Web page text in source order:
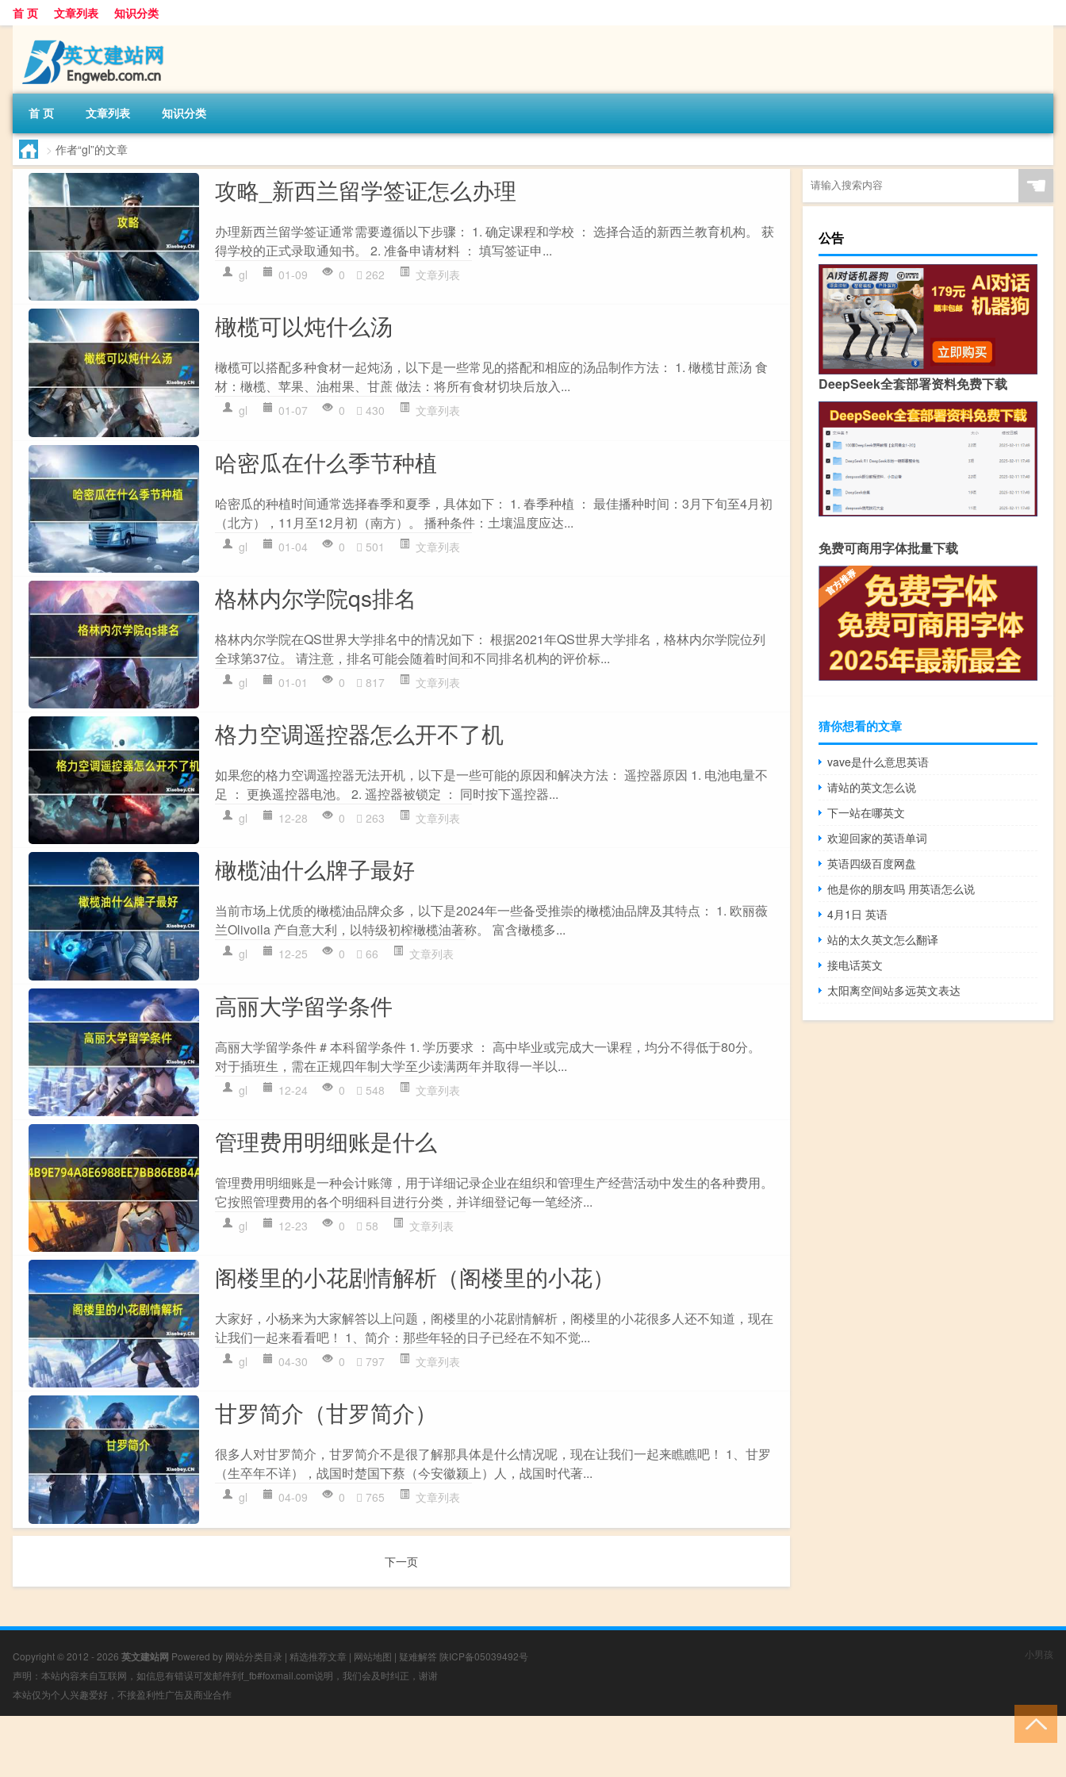
首 页 文章列表 知识分类
首 页 文章列表 知识分类
> 作者“gl”的文章
攻略_新西兰留学签证怎么办理
办理新西兰留学签证通常需要遵循以下步骤： 1. 确定课程和学校 ： 选择合适的新西兰教育机构。 获
得学校的正式录取通知书。 2. 准备申请材料 ： 填写签证申...
gl 01-09 0 262 文章列表
橄榄可以炖什么汤
橄榄可以搭配多种食材一起炖汤，以下是一些常见的搭配和相应的汤品制作方法： 1. 橄榄甘蔗汤 食
材：橄榄、苹果、油柑果、甘蔗 做法：将所有食材切块后放入...
gl 01-07 0 430 文章列表
哈密瓜在什么季节种植
哈密瓜的种植时间通常选择春季和夏季，具体如下： 1. 春季种植 ： 最佳播种时间：3月下旬至4月初
（北方），11月至12月初（南方）。 播种条件：土壤温度应达...
gl 01-04 0 501 文章列表
格林内尔学院qs排名
格林内尔学院在QS世界大学排名中的情况如下： 根据2021年QS世界大学排名，格林内尔学院位列
全球第37位。 请注意，排名可能会随着时间和不同排名机构的评价标...
gl 01-01 0 817 文章列表
格力空调遥控器怎么开不了机
如果您的格力空调遥控器无法开机，以下是一些可能的原因和解决方法： 遥控器原因 1. 电池电量不
足 ： 更换遥控器电池。 2. 遥控器被锁定 ： 同时按下遥控器...
gl 12-28 0 263 文章列表
橄榄油什么牌子最好
当前市场上优质的橄榄油品牌众多，以下是2024年一些备受推崇的橄榄油品牌及其特点： 1. 欧丽薇
兰Olivoila 产自意大利，以特级初榨橄榄油著称。 富含橄榄多...
gl 12-25 0 66 文章列表
高丽大学留学条件
高丽大学留学条件 # 本科留学条件 1. 学历要求 ： 高中毕业或完成大一课程，均分不得低于80分。
对于插班生，需在正规四年制大学至少读满两年并取得一半以...
gl 12-24 0 548 文章列表
管理费用明细账是什么
管理费用明细账是一种会计账簿，用于详细记录企业在组织和管理生产经营活动中发生的各种费用。
它按照管理费用的各个明细科目进行分类，并详细登记每一笔经济...
gl 12-23 0 58 文章列表
阁楼里的小花剧情解析（阁楼里的小花）
大家好，小杨来为大家解答以上问题，阁楼里的小花剧情解析，阁楼里的小花很多人还不知道，现在
让我们一起来看看吧！ 1、简介：那些年轻的日子已经在不知不觉...
gl 04-30 0 797 文章列表
甘罗简介（甘罗简介）
很多人对甘罗简介，甘罗简介不是很了解那具体是什么情况呢，现在让我们一起来瞧瞧吧！ 1、甘罗
（生卒年不详），战国时楚国下蔡（今安徽颍上）人，战国时代著...
gl 04-09 0 765 文章列表
下一页
☚
公告
DeepSeek全套部署资料免费下载
免费可商用字体批量下载
猜你想看的文章
vave是什么意思英语
请站的英文怎么说
下一站在哪英文
欢迎回家的英语单词
英语四级百度网盘
他是你的朋友吗 用英语怎么说
4月1日 英语
站的太久英文怎么翻译
接电话英文
太阳离空间站多远英文表达
Copyright © 2012 - 2026 英文建站网 Powered by 网站分类目录 | 精选推荐文章 | 网站地图 | 疑难解答 陕ICP备05039492号
声明：本站内容来自互联网，如信息有错误可发邮件到f_fb#foxmail.com说明，我们会及时纠正，谢谢
本站仅为个人兴趣爱好，不接盈利性广告及商业合作
小男孩